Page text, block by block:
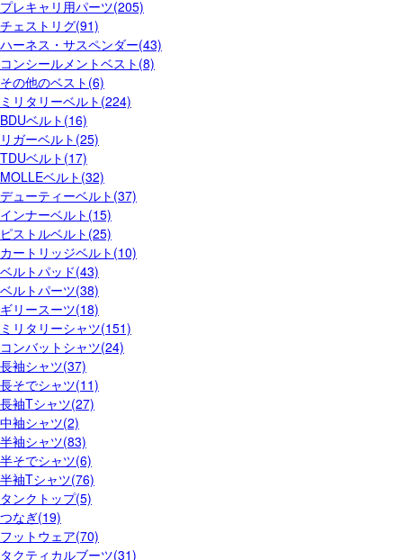
プレキャリ用パーツ(205)
チェストリグ(91)
ハーネス・サスペンダー(43)
コンシールメントベスト(8)
その他のベスト(6)
ミリタリーベルト(224)
BDUベルト(16)
リガーベルト(25)
TDUベルト(17)
MOLLEベルト(32)
デューティーベルト(37)
インナーベルト(15)
ピストルベルト(25)
カートリッジベルト(10)
ベルトパッド(43)
ベルトパーツ(38)
ギリースーツ(18)
ミリタリーシャツ(151)
コンバットシャツ(24)
長袖シャツ(37)
長そでシャツ(11)
長袖Tシャツ(27)
中袖シャツ(2)
半袖シャツ(83)
半そでシャツ(6)
半袖Tシャツ(76)
タンクトップ(5)
つなぎ(19)
フットウェア(70)
タクティカルブーツ(31)